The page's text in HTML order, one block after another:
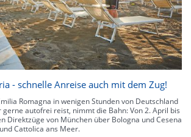
- schnelle Anreise auch mit dem Zug!
Romagna in wenigen Stunden von Deutschland
autofrei reist, nimmt die Bahn: Von 2. April bis
Direktzüge von München über Bologna und Cesena
Cattolica ans Meer.